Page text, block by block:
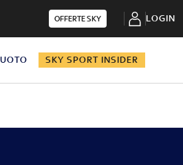
OFFERTE SKY LOGIN
SKY SPORT INSIDER